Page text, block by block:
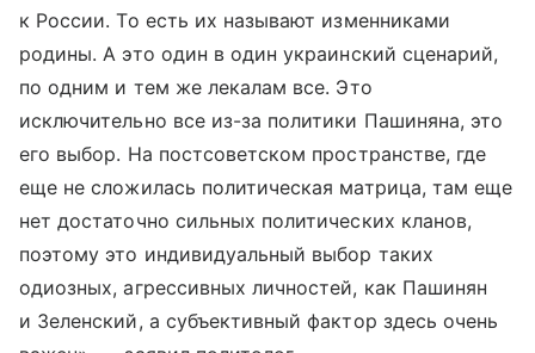
к России. То есть их называют изменниками
родины. А это один в один украинский сценарий,
по одним и тем же лекалам все. Это
исключительно все из-за политики Пашиняна, это
его выбор. На постсоветском пространстве, где
еще не сложилась политическая матрица, там еще
нет достаточно сильных политических кланов,
поэтому это индивидуальный выбор таких
одиозных, агрессивных личностей, как Пашинян
и Зеленский, а субъективный фактор здесь очень